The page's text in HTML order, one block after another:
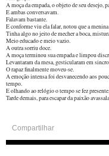
A moça da empada, o objeto de seu desejo,
E ambas conversavam.
Falavam bastante.
E conforme viu ela falar, notou que a
Tinha algo no jeito de mecher a boca,
Meio educado e meio vazio.
A outra sorriu doce.
A moça terminou sua empada e limpou
Levantaram da mesa, gesticularam em
O rapaz finalmente moveu-se.
A emoção intensa foi desvanecendo aos
tempo.
E olhando ao relógio o tempo se fez
Tarde demais, para escapar da paixão
Compartilhar